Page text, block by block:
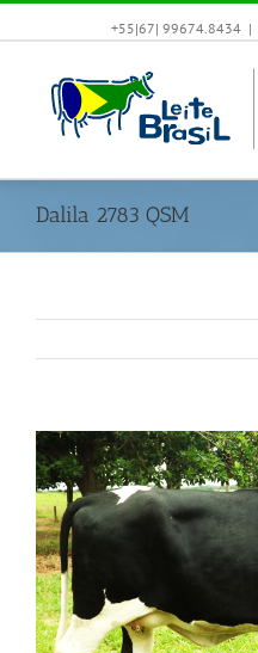
+55|67| 99674.8434 |
Dalila 2783 QSM
View
Larger
Image